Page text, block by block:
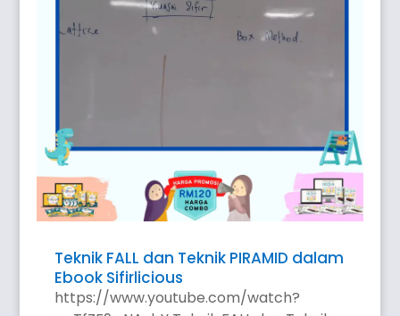
Teknik FALL dan Teknik PIRAMID dalam
Ebook Sifirlicious
https://www.youtube.com/watch?